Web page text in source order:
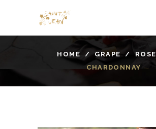
HOME /GRAPE /ROSE
CHARDONNAY